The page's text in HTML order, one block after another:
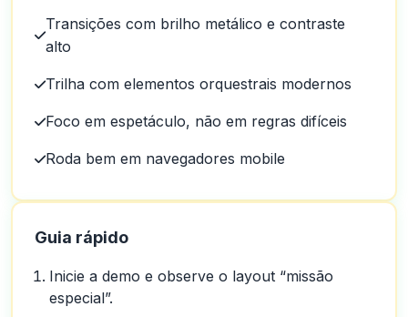
Transições com brilho metálico e contraste
alto
Trilha com elementos orquestrais modernos
Foco em espetáculo, não em regras difíceis
Roda bem em navegadores mobile
Guia rápido
Inicie a demo e observe o layout “missão
especial”.